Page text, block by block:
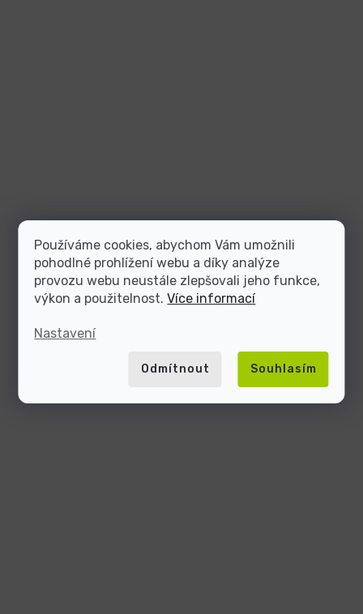
Používáme cookies, abychom Vám umožnili
pohodlné prohlížení webu a díky analýze
provozu webu neustále zlepšovali jeho funkce,
výkon a použitelnost.Více informací
Nastavení
Odmítnout Souhlasím